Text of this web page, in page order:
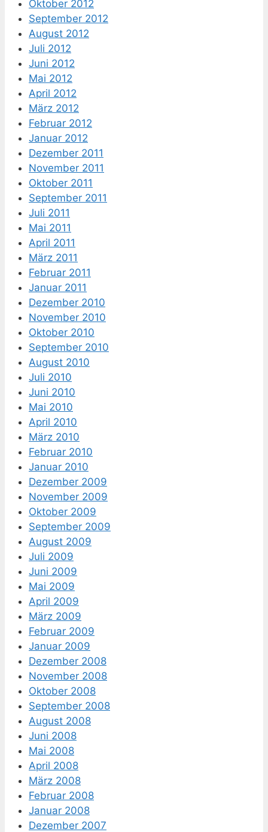
Oktober 2012
September 2012
August 2012
Juli 2012
Juni 2012
Mai 2012
April 2012
März 2012
Februar 2012
Januar 2012
Dezember 2011
November 2011
Oktober 2011
September 2011
Juli 2011
Mai 2011
April 2011
März 2011
Februar 2011
Januar 2011
Dezember 2010
November 2010
Oktober 2010
September 2010
August 2010
Juli 2010
Juni 2010
Mai 2010
April 2010
März 2010
Februar 2010
Januar 2010
Dezember 2009
November 2009
Oktober 2009
September 2009
August 2009
Juli 2009
Juni 2009
Mai 2009
April 2009
März 2009
Februar 2009
Januar 2009
Dezember 2008
November 2008
Oktober 2008
September 2008
August 2008
Juni 2008
Mai 2008
April 2008
März 2008
Februar 2008
Januar 2008
Dezember 2007